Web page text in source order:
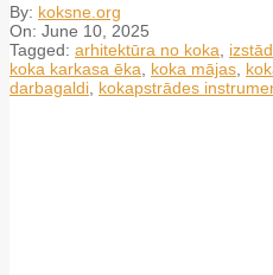
By: koksne.org
On: June 10, 2025
Tagged: arhitektūra no koka
koka karkasa ēka
koka mājas
darbagaldi kokapstrādes